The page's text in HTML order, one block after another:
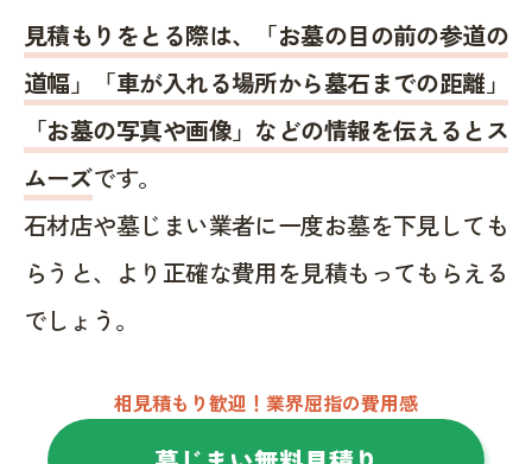
見積もりをとる際は、「お墓の目の前の参道の
道幅」「車が入れる場所から墓石までの距離」
「お墓の写真や画像」などの情報を伝えるとス
ムーズです。
石材店や墓じまい業者に一度お墓を下見しても
らうと、より正確な費用を見積もってもらえる
でしょう。
相見積もり歓迎！業界屈指の費用感